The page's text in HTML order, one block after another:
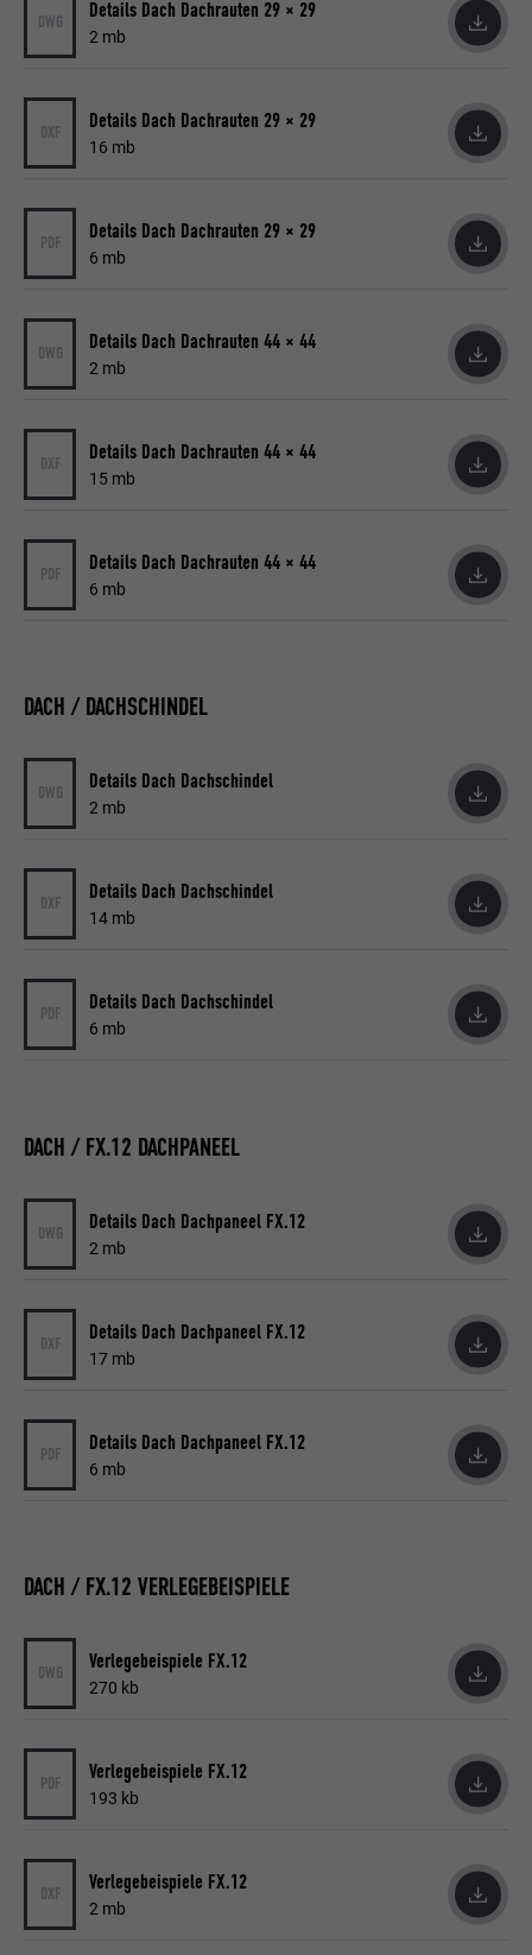
DWG Details Dach Dachrauten 29 × 29
2 mb
DXF Details Dach Dachrauten 29 × 29
16 mb
PDF Details Dach Dachrauten 29 × 29
6 mb
DWG Details Dach Dachrauten 44 × 44
2 mb
DXF Details Dach Dachrauten 44 × 44
15 mb
PDF Details Dach Dachrauten 44 × 44
6 mb
DACH / DACHSCHINDEL
DWG Details Dach Dachschindel
2 mb
DXF Details Dach Dachschindel
14 mb
PDF Details Dach Dachschindel
6 mb
DACH / FX.12 DACHPANEEL
DWG Details Dach Dachpaneel FX.12
2 mb
DXF Details Dach Dachpaneel FX.12
17 mb
PDF Details Dach Dachpaneel FX.12
6 mb
DACH / FX.12 VERLEGEBEISPIELE
DWG Verlegebeispiele FX.12
270 kb
PDF Verlegebeispiele FX.12
193 kb
DXF Verlegebeispiele FX.12
2 mb